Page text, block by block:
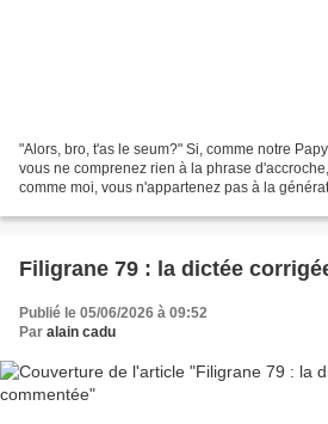
"Alors, bro, t'as le seum?" Si, comme notre
vous ne comprenez rien à la phrase
comme moi, vous n'appartenez pas à la
Filigrane 79 : la dictée
Publié le 05/06/2026 à 09:52
Par alain cadu